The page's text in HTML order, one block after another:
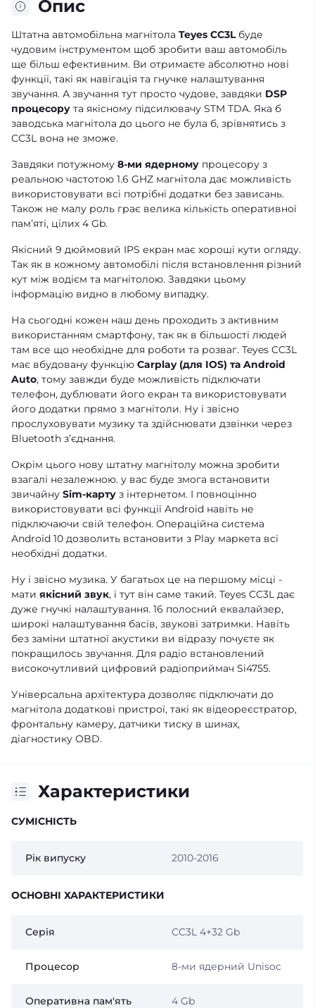
Опис
Штатна автомобільна магнітола Teyes CC3Lбуде
чудовим інструментом щоб зробити ваш автомобіль
ще більш ефективним. Ви отримаєте абсолютно нові
функції, такі як навігація та гнучке налаштування
звучання. А звучання тут просто чудове, завдяки DSP
процесору та якісному підсилювачу STM TDA. Яка б
заводська магнітола до цього не була б, зрівнятись з
CC3L вона не зможе.
Завдяки потужному 8-ми ядерному процесору з
реальною частотою 1.6 GHZ магнітола дає можливість
використовувати всі потрібні додатки без зависань.
Також не малу роль грає велика кількість оперативної
памʼяті, цілих 4 Gb.
Якісний 9 дюймовий IPS екран має хороші кути огляду.
Так як в кожному автомобілі після встановлення різний
кут між водієм та магнітолою. Завдяки цьому
інформацію видно в любому випадку.
На сьогодні кожен наш день проходить з активним
використанням смартфону, так як в більшості людей
там все що необхідне для роботи та розваг. Teyes CC3L
має вбудовану функцію Carplay (для IOS) та Android
Auto, тому завжди буде можливість підключати
телефон, дублювати його екран та використовувати
його додатки прямо з магнітоли. Ну і звісно
прослуховувати музику та здійснювати дзвінки через
Bluetooth зʼєднання.
Окрім цього нову штатну магнітолу можна зробити
взагалі незалежною. у вас буде змога встановити
звичайну Sim-карту з інтернетом. І повноцінно
використовувати всі функції Android навіть не
підключаючи свій телефон. Операційна система
Android 10 дозволить встановити з Play маркета всі
необхідні додатки.
Ну і звісно музика. У багатьох це на першому місці -
мати якісний звук, і тут він саме такий. Teyes CC3L дає
дуже гнучкі налаштування. 16 полосний еквалайзер,
широкі налаштування басів, звукові затримки. Навіть
без заміни штатної акустики ви відразу почуєте як
покращилось звучання. Для радіо встановлений
високочутливий цифровий радіоприймач Si4755.
Універсальна архітектура дозволяє підключати до
магнітола додаткові пристрої, такі як відеореєстратор,
фронтальну камеру, датчики тиску в шинах,
діагностику OBD.
Характеристики
СУМІСНІСТЬ
Рік випуску 2010-2016
ОСНОВНІ ХАРАКТЕРИСТИКИ
Серія CC3L 4+32 Gb
Процесор 8-ми ядерний Unisoc
Оперативна пам'ять 4 Gb